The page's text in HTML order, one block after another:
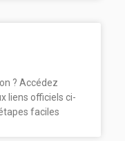
? Accédez
liens officiels ci-
faciles